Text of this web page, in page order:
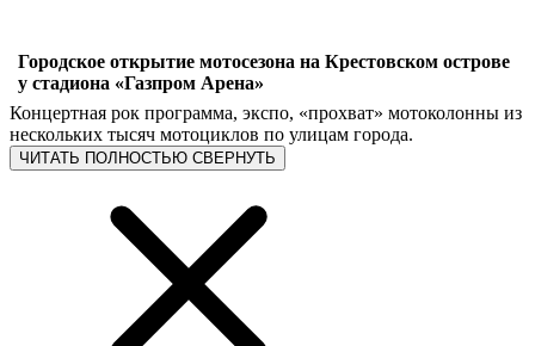
Городское открытие мотосезона на Крестовском острове
у стадиона «Газпром Арена»
Концертная рок программа, экспо, «прохват» мотоколонны из
нескольких тысяч мотоциклов по улицам города.
ЧИТАТЬ ПОЛНОСТЬЮ СВЕРНУТЬ